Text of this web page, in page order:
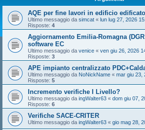
AQE per fine lavori in edificio
Ultimo messaggio da simcat « lun lug 27, 2026
Risposte: 4
Aggiornamento Emilia-Romagna
software EC
Ultimo messaggio da venice « ven giu 26, 2026
Risposte: 3
APE impianto centralizzato
Ultimo messaggio da NoNickName « mar giu 23,
Risposte: 5
Incremento verifiche I Livello?
Ultimo messaggio da ingWalter63 « dom giu 07,
Risposte: 6
Verifiche SACE-CRITER
Ultimo messaggio da ingWalter63 « gio mag 28,